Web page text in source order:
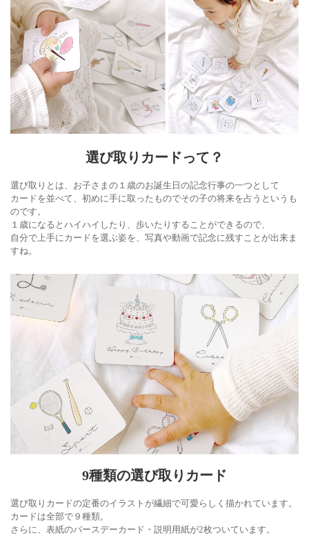
選び取りカードって？
選び取りとは、お子さまの１歳のお誕生日の記念行事の一つとして
カードを並べて、初めに手に取ったものでその子の将来を占うというも
のです。
１歳になるとハイハイしたり、歩いたりすることができるので、
自分で上手にカードを選ぶ姿を、写真や動画で記念に残すことが出来ま
すね。
9種類の選び取りカード
選び取りカードの定番のイラストが繊細で可愛らしく描かれています。
カードは全部で９種類。
さらに、表紙のバースデーカード・説明用紙が2枚ついています。